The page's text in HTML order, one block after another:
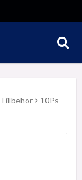
Tillbehör
10Ps